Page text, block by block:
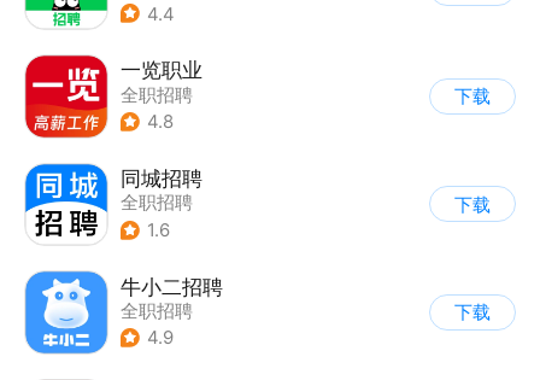
4.4
一览职业
全职招聘
4.8
下载
同城招聘
全职招聘
1.6
下载
牛小二招聘
全职招聘
4.9
下载